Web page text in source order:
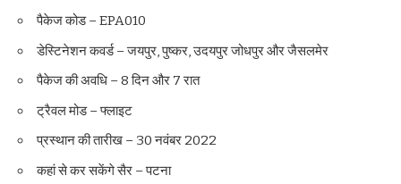
पैकेज कोड – EPA010
डेस्टिनेशन कवर्ड – जयपुर, पुष्कर, उदयपुर जोधपुर और जैसलमेर
पैकेज की अवधि – 8 दिन और 7 रात
ट्रैवल मोड – फ्लाइट
प्रस्थान की तारीख – 30 नवंबर 2022
कहां से कर सकेंगे सैर – पटना